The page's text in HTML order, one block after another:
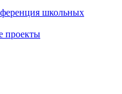
школьных
проекты